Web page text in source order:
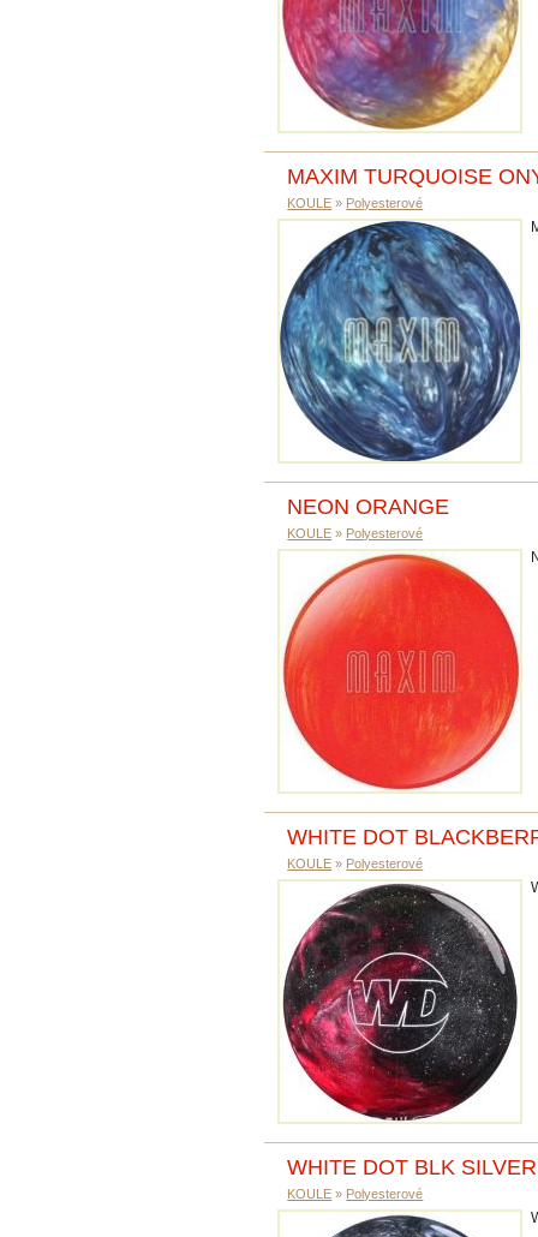
MAXIM TURQUOISE
KOULE » Polyesterové
NEON ORANGE
KOULE » Polyesterové
WHITE DOT
KOULE » Polyesterové
WHITE DOT BLK
KOULE » Polyesterové